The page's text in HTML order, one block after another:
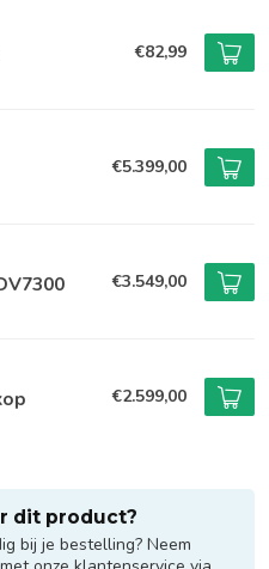
€82,99
€5.399,00
€3.549,00
€2.599,00
dit product?
bij je bestelling? Neem